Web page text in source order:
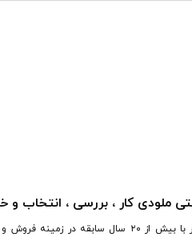
ملودی کار ، بررسی ، انتخاب و
فروشگاه ملودی کار با بیش از ۲۰